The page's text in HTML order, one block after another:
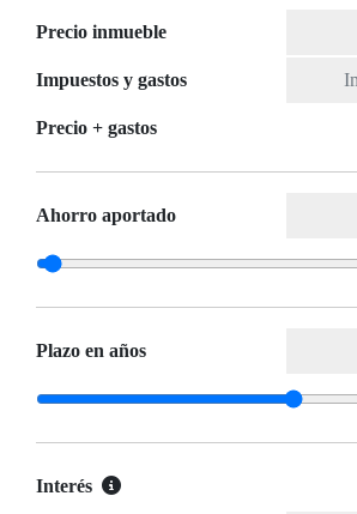
Precio inmueble
Impuestos y gastos
Precio + gastos
Ahorro aportado
Plazo en años
Interés